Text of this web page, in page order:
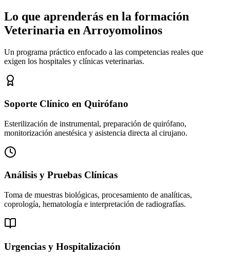
Lo que aprenderás en la formación
Veterinaria en Arroyomolinos
Un programa práctico enfocado a las competencias reales que
exigen los hospitales y clínicas veterinarias.
Soporte Clínico en Quirófano
Esterilización de instrumental, preparación de quirófano,
monitorización anestésica y asistencia directa al cirujano.
Análisis y Pruebas Clínicas
Toma de muestras biológicas, procesamiento de analíticas,
coprología, hematología e interpretación de radiografías.
Urgencias y Hospitalización